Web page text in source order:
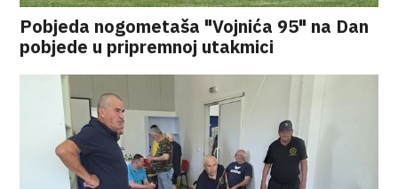
Pobjeda nogometaša "Vojnića 95" na Dan
pobjede u pripremnoj utakmici